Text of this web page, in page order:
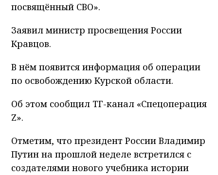
посвящённый СВО».
Заявил министр просвещения России
Кравцов.
В нём появится информация об операции
по освобождению Курской области.
Об этом сообщил ТГ-канал «Спецоперация
Z».
Отметим, что президент России Владимир
Путин на прошлой неделе встретился с
создателями нового учебника истории